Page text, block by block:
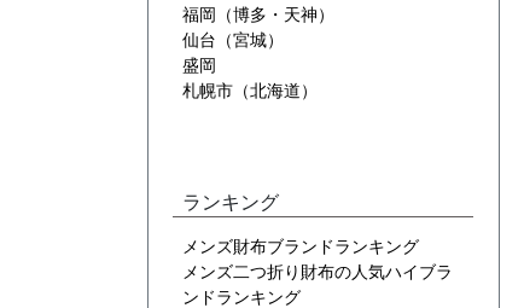
福岡（博多・天神）
仙台（宮城）
盛岡
札幌市（北海道）
ランキング
メンズ財布ブランドランキング
メンズ二つ折り財布の人気ハイブラ
ンドランキング